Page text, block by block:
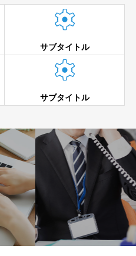

サブタイトル

サブタイトル